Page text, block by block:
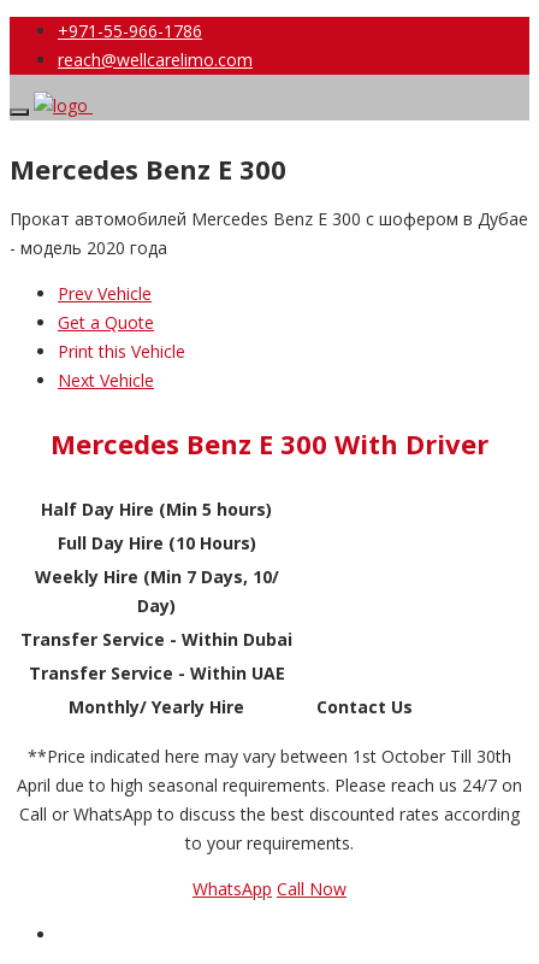
+971-55-966-1786
reach@wellcarelimo.com
Mercedes Benz E 300
Прокат автомобилей Mercedes Benz E 300 с шофером в Дубае
- модель 2020 года
Prev Vehicle
Get a Quote
Print this Vehicle
Next Vehicle
Mercedes Benz E 300 With Driver
Half Day Hire (Min 5 hours)
Full Day Hire (10 Hours)
Weekly Hire (Min 7 Days, 10/
Day)
Transfer Service - Within Dubai
Transfer Service - Within UAE
Monthly/ Yearly Hire
Contact Us
**Price indicated here may vary between 1st October Till 30th
April due to high seasonal requirements. Please reach us 24/7 on
Call or WhatsApp to discuss the best discounted rates according
to your requirements.
WhatsApp Call Now